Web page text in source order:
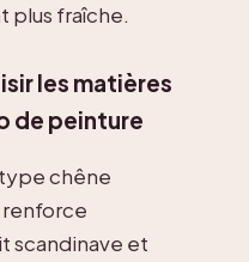
plus fraîche.
les matières
de peinture
type chêne
scandinave et